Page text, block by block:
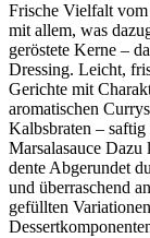
Frische Vielfalt vom
mit allem, was
geröstete Kerne –
Dressing. Leicht,
Gerichte mit
aromatischen
Kalbsbraten –
Marsalasauce
dente Abgerundet
und überraschend
gefüllten